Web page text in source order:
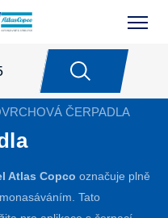
ČERPADLA
Atlas Copco označuje plně
Tato